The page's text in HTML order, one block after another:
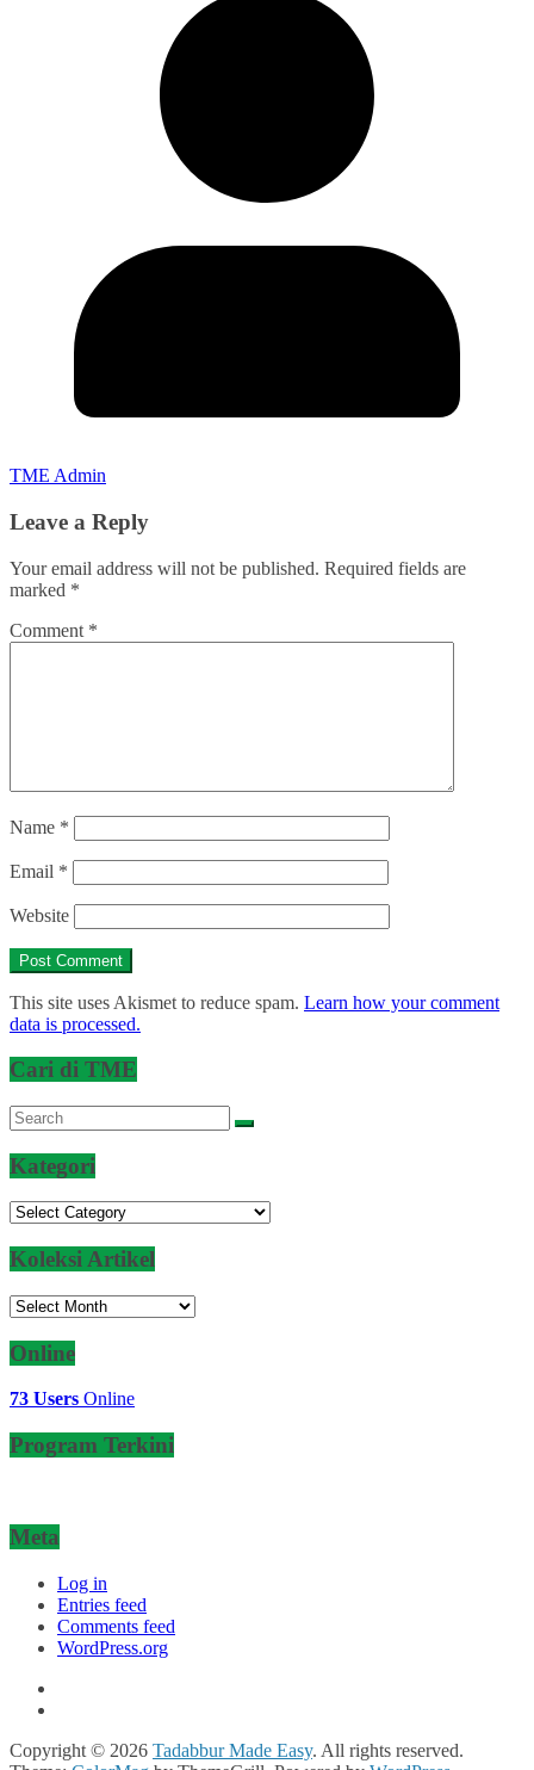
TME Admin
Leave a Reply
Your email address will not be published. Required fields are
marked *
Comment *
Name *
Email *
Website
This site uses Akismet to reduce spam. Learn how your comment
data is processed.
Cari di TME
Kategori
Kategori
Koleksi Artikel
Koleksi
Online
73 Users Online
Program Terkini
Meta
Log in
Entries feed
Comments feed
WordPress.org
Copyright © 2026 Tadabbur Made Easy. All rights reserved.